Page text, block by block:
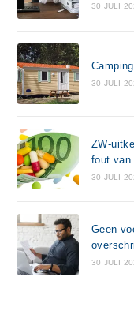
30 JULI
30 JULI
ZW-
fout van
30 JULI
Geen
30 JULI